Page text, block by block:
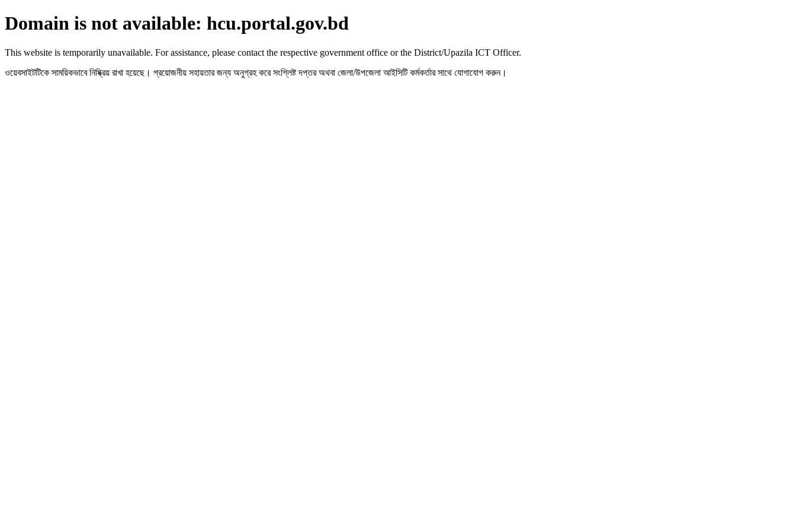
Domain is not available: hcu.portal.gov.bd
This website is temporarily unavailable. For assistance, please contact the respective government office or the District/Upazila ICT Officer.
ওয়েবসাইটটিকে সাময়িকভাবে নিষ্ক্রিয় রাখা হয়েছে। প্রয়োজনীয় সহায়তার জন্য অনুগ্রহ করে সংশ্লিষ্ট দপ্তর অথবা জেলা/উপজেলা আইসিটি কর্মকর্তার সাথে যোগাযোগ করুন।